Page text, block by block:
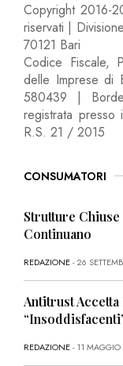
Copyright 2016-
riservati |
70121 Bari
Codice Fiscale,
delle Imprese di
580439 |
registrata
R.S. 21 / 2015
CONSUMATORI
Strutture
Continuano
REDAZIONE- 26
Antitrust
REDAZIONE- 11